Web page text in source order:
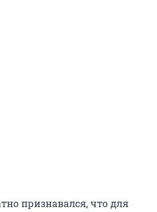
признавался, что для